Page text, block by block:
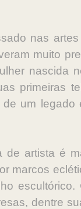
nas
muito
nascida
primeiras
um
de artista é
marcos
dentre